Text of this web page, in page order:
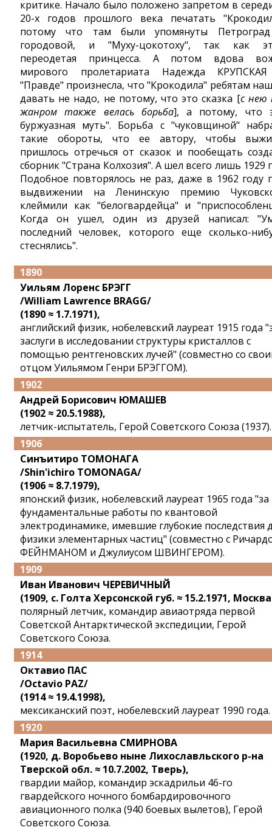
критике. Начало было положено запретом в
20-х годов прошлого века печатать
потому что там были упомянуты
городовой, и "Муху-цокотоху", так как
переодетая принцесса. А потом вдова
мирового пролетариата Надежда
"Правде" произнесла, что "Крокодила" ребятам
давать не надо, не потому, что это сказка [с нею
жанром также велась борьба], а потому, что
буржуазная муть". Борьба c "чуковщиной"
такие обороты, что ее автору, чтобы
пришлось отречься от сказок и пообещать
сборник "Страна Колхозия". А шел всего лишь 1929
Подобное повторялось не раз, даже в 1962 году
выдвижении на Ленинскую премию
клеймили как "белогвардейца" и
Когда он ушел, один из друзей написал:
последний человек, которого еще сколько-
стеснялись".
1890
Уильям Лоренс БРЭГГ
/William Lawrence BRAGG/
(1890 ≈ 1.7.1971),
английский физик, нобелевский лауреат 1915 года
заслуги в исследовании структуры кристаллов с
помощью рентгеновских лучей" (совместно со
отцом Уильямом Генри БРЭГГОМ).
1902
Андрей Борисович ЮМАШЕВ
(1902 ≈ 20.5.1988),
летчик-испытатель, Герой Советского Союза (1937).
1906
Синъитиро ТОМОНАГА
/Shin'ichiro TOMONAGA/
(1906 ≈ 8.7.1979),
японский физик, нобелевский лауреат 1965 года "за
фундаментальные работы по квантовой
электродинамике, имевшие глубокие последствия
физики элементарных частиц" (совместно с
ФЕЙНМАНОМ и Джулиусом ШВИНГЕРОМ).
1909
Иван Иванович ЧЕРЕВИЧНЫЙ
(1909, с. Голта Херсонской губ. ≈ 15.2.1971,
полярный летчик, командир авиаотряда первой
Советской Антарктической экспедиции, Герой
Советского Союза.
1914
Октавио ПАС
/Octavio PAZ/
(1914 ≈ 19.4.1998),
мексиканский поэт, нобелевский лауреат 1990 года.
1920
Мария Васильевна СМИРНОВА
(1920, д. Воробьево ныне Лихославльского р-на
Тверской обл. ≈ 10.7.2002, Тверь),
гвардии майор, командир эскадрильи 46-го
гвардейского ночного бомбардировочного
авиационного полка (940 боевых вылетов), Герой
Советского Союза.